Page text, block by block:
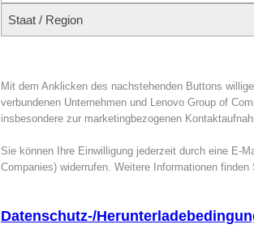
Staat / Region
Mit dem Anklicken des nachstehenden Buttons
verbundenen Unternehmen und Lenovo Group of
insbesondere zur marketingbezogenen
Sie können Ihre Einwilligung jederzeit durch eine E-
Companies) widerrufen. Weitere Informationen
Datenschutz-/